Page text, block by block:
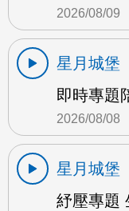
2026/08/09
星月城堡
即時專題
2026/08/08
星月城堡
紓壓專題